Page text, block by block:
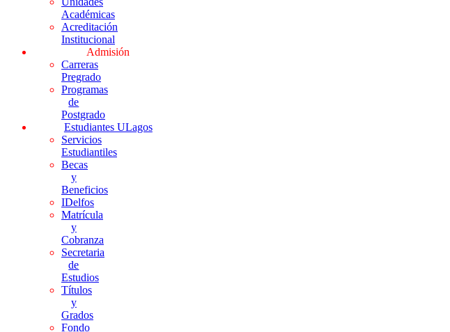
Académicas
Acreditación
Institucional
Admisión
Carreras
Pregrado
Programas
de
Postgrado
Estudiantes ULagos
Servicios
Estudiantiles
Becas
y
Beneficios
IDelfos
Matrícula
y
Cobranza
Secretaria
de
Estudios
Títulos
y
Grados
Fondo